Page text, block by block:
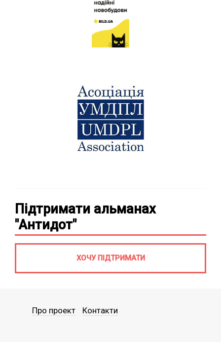
Підтримати альманах
"Антидот"
ХОЧУ ПІДТРИМАТИ
Про проект Контакти